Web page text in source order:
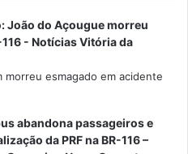
João do Açougue morreu
- Notícias Vitória da
morreu esmagado em acidente
abandona passageiros e
da PRF na BR-116 –